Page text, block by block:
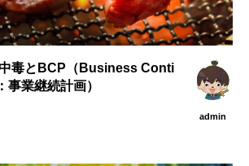
毒とBCP（Business Conti
業継続計画）
admin